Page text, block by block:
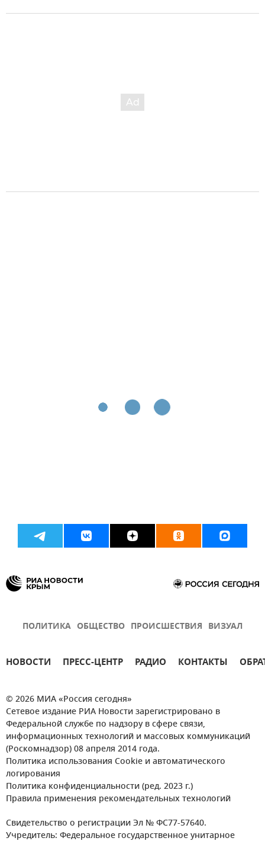
ПОЛИТИКА ОБЩЕСТВО ПРОИСШЕСТВИЯ ВИЗУАЛ
НОВОСТИ ПРЕСС-ЦЕНТР РАДИО КОНТАКТЫ
© 2026 МИА «Россия сегодня»
Сетевое издание РИА Новости зарегистрировано в
Федеральной службе по надзору в сфере связи,
информационных технологий и массовых коммуникаций
(Роскомнадзор) 08 апреля 2014 года.
Политика использования Cookie и автоматического
логирования
Политика конфиденциальности (ред. 2023 г.)
Правила применения рекомендательных технологий
Свидетельство о регистрации Эл № ФС77-57640.
Учредитель: Федеральное государственное унитарное